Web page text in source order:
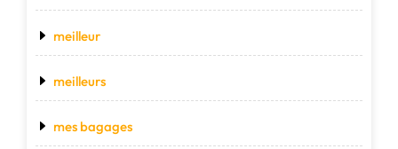
meilleur
meilleurs
mes bagages